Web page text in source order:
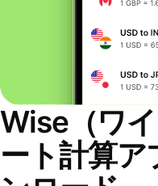
Wise（ワ
ート計算ア